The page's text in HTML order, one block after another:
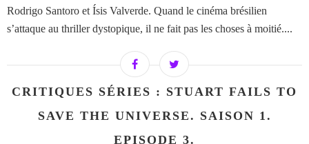
Rodrigo Santoro et Ísis Valverde. Quand le cinéma brésilien
s’attaque au thriller dystopique, il ne fait pas les choses à moitié....
CRITIQUES SÉRIES : STUART FAILS TO
SAVE THE UNIVERSE. SAISON 1.
EPISODE 3.